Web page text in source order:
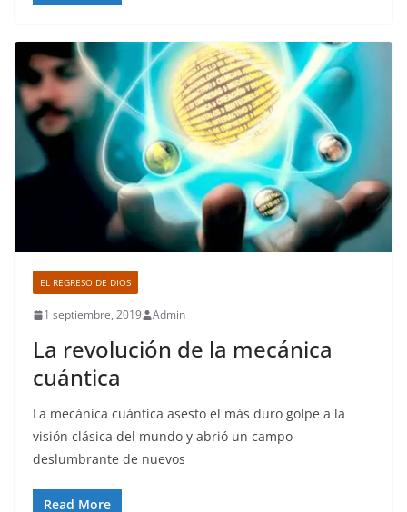
EL REGRESO DE DIOS
1 septiembre, 2019 Admin
La revolución de la mecánica
cuántica
La mecánica cuántica asesto el más duro golpe a la
visión clásica del mundo y abrió un campo
deslumbrante de nuevos
Read More